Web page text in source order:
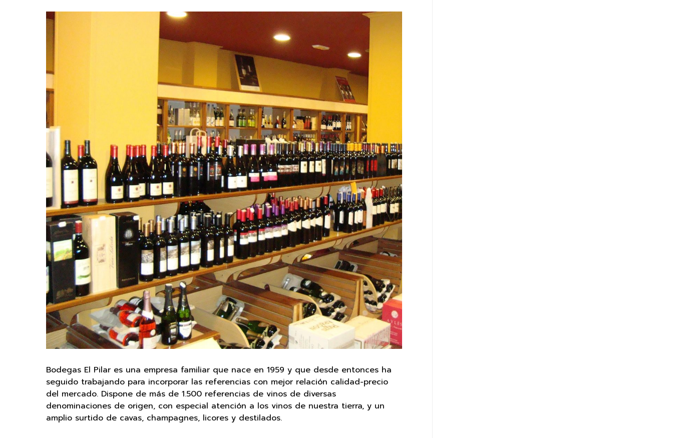
Bodegas El Pilar es una empresa familiar que nace en 1959 y que desde entonces ha
seguido trabajando para incorporar las referencias con mejor relación calidad-precio
del mercado. Dispone de más de 1.500 referencias de vinos de diversas
denominaciones de origen, con especial atención a los vinos de nuestra tierra, y un
amplio surtido de cavas, champagnes, licores y destilados.